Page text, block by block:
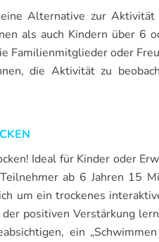
Alternative zur
als auch Kindern über 6
Familienmitglieder oder
die Aktivität zu
Ideal für Kinder oder
ab 6 Jahren 15
um ein trockenes
positiven Verstärkung
ein